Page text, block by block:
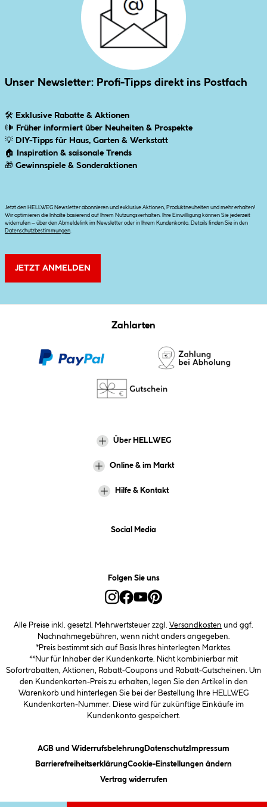
Unser Newsletter: Profi-Tipps direkt ins Postfach
🛠 Exklusive Rabatte & Aktionen
🕪 Früher informiert über Neuheiten & Prospekte
💡 DIY-Tipps für Haus, Garten & Werkstatt
🏠
Inspiration & saisonale Trends
🎁 Gewinnspiele & Sonderaktionen
Jetzt den HELLWEG Newsletter abonnieren und exklusive Aktionen, Produktneuheiten und mehr erhalten!
Wir optimieren die Inhalte basierend auf Ihrem Nutzungsverhalten. Ihre Einwilligung können Sie jederzeit
widerrufen – über den Abmeldelink im Newsletter oder in Ihrem Kundenkonto. Details finden Sie in den
Datenschutzbestimmungen
JETZT ANMELDEN
Zahlarten
Über HELLWEG
Online & im Markt
Hilfe & Kontakt
Social Media
Folgen Sie uns
Alle Preise inkl. gesetzl. Mehrwertsteuer zzgl. Versandkosten und ggf.
Nachnahmegebühren, wenn nicht anders angegeben.
*Preis bestimmt sich auf Basis Ihres hinterlegten Marktes.
**Nur für Inhaber der Kundenkarte. Nicht kombinierbar mit
Sofortrabatten, Aktionen, Rabatt-Coupons und Rabatt-Gutscheinen. Um
den Kundenkarten-Preis zu erhalten, legen Sie den Artikel in den
Warenkorb und hinterlegen Sie bei der Bestellung Ihre HELLWEG
Kundenkarten-Nummer. Diese wird für zukünftige Einkäufe im
Kundenkonto gespeichert.
AGB und Widerrufsbelehrung (öffnet ein Dialogfeld)
Datenschutz(öffnet ein Dialogfeld)
Impressum
Barrierefreiheitserklärung(öffnet ein Dialogfeld)
Cookie-Einstellungen ändern(öffnet
Vertrag widerrufen